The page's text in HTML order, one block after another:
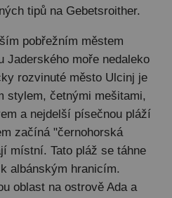
tipů na Gebetsroither.
pobřežním městem
Jaderského moře nedaleko
rozvinuté město Ulcinj je
stylem, četnými mešitami,
a nejdelší písečnou pláží
začíná "černohorská
místní. Tato pláž se táhne
albánským hranicím.
oblast na ostrově Ada a